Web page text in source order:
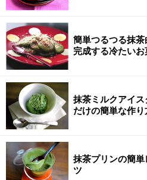
簡単つるつる抹
完成する冷たいお
抹茶ミルクアイ
だけの簡単な作り
抹茶プリンの簡
ツ